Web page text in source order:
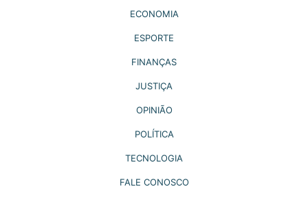
ECONOMIA
ESPORTE
FINANÇAS
JUSTIÇA
OPINIÃO
POLÍTICA
TECNOLOGIA
FALE CONOSCO